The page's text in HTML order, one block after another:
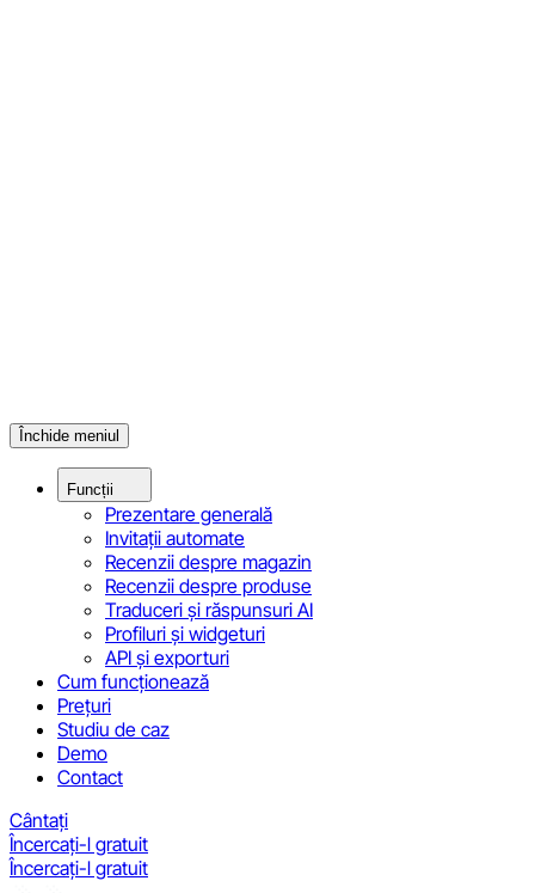
Închide meniul
Funcții
Prezentare generală
Invitații automate
Recenzii despre magazin
Recenzii despre produse
Traduceri și răspunsuri AI
Profiluri și widgeturi
API și exporturi
Cum funcționează
Prețuri
Studiu de caz
Demo
Contact
Cântați
Încercați-l gratuit
Încercați-l gratuit